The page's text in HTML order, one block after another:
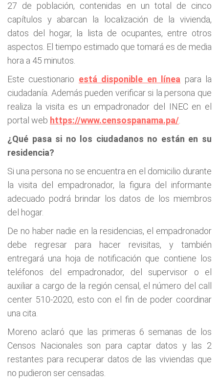
27 de población, contenidas en un total de cinco
capítulos y abarcan la localización de la vivienda,
datos del hogar, la lista de ocupantes, entre otros
aspectos. El tiempo estimado que tomará es de media
hora a 45 minutos.
Este cuestionario está disponible en línea para la
ciudadanía. Además pueden verificar si la persona que
realiza la visita es un empadronador del INEC en el
portal web https://www.censospanama.pa/
¿Qué pasa si no los ciudadanos no están en su
residencia?
Si una persona no se encuentra en el domicilio durante
la visita del empadronador, la figura del informante
adecuado podrá brindar los datos de los miembros
del hogar.
De no haber nadie en la residencias, el empadronador
debe regresar para hacer revisitas, y también
entregará una hoja de notificación que contiene los
teléfonos del empadronador, del supervisor o el
auxiliar a cargo de la región censal, el número del call
center 510-2020, esto con el fin de poder coordinar
una cita.
Moreno aclaró que las primeras 6 semanas de los
Censos Nacionales son para captar datos y las 2
restantes para recuperar datos de las viviendas que
no pudieron ser censadas.